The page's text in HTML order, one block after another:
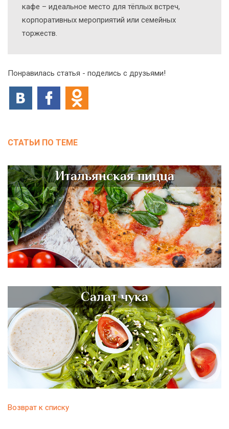
кафе – идеальное место для тёплых встреч,
корпоративных мероприятий или семейных
торжеств.
Понравилась статья - поделись с друзьями!
СТАТЬИ ПО ТЕМЕ
Итальянская пицца
Салат чука
Возврат к списку